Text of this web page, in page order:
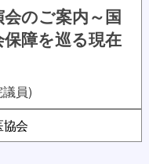
のご案内～国
障を巡る現在
員)
会